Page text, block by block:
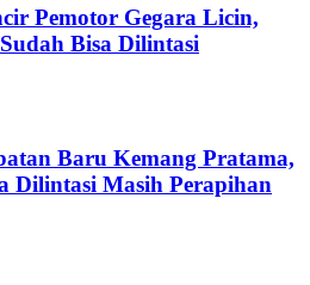
Pemotor Gegara Licin,
Bisa Dilintasi
Baru Kemang Pratama,
Dilintasi Masih Perapihan